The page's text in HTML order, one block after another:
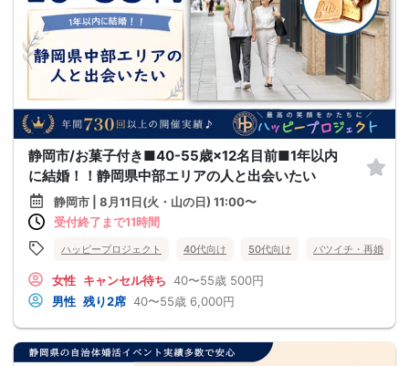
静岡市/お菓子付き■40-55歳×12名目前■1年以内
に結婚！！静岡県中部エリアの人と出会いたい
静岡市 | 8月11日(火・山の日) 11:00〜
受付終了まで11時間
ハッピープロジェクト 40代向け 50代向け バツイチ・再婚
女性 キャンセル待ち 40〜55歳 500円
男性 残り2席 40〜55歳 6,000円